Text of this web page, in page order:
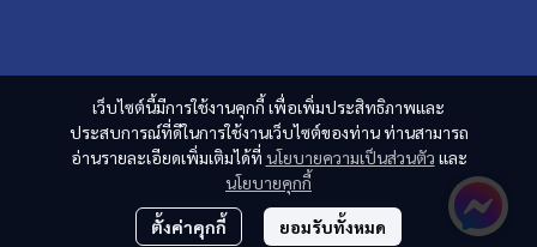
เว็บไซต์นี้มีการใช้งานคุกกี้ เพื่อเพิ่มประสิทธิภาพและ
ประสบการณ์ที่ดีในการใช้งานเว็บไซต์ของท่าน ท่านสามารถ
อ่านรายละเอียดเพิ่มเติมได้ที่ นโยบายความเป็นส่วนตัว และ
นโยบายคุกกี้
ตั้งค่าคุกกี้ ยอมรับทั้งหมด